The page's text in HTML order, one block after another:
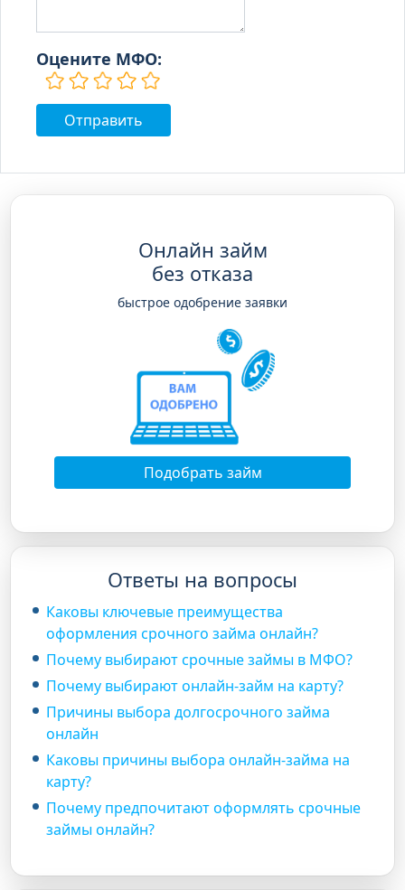
Оцените МФО:
Онлайн займ
без отказа
быстрое одобрение заявки
Подобрать займ
Ответы на вопросы
Каковы ключевые преимущества
оформления срочного займа онлайн?
Почему выбирают срочные займы в МФО?
Почему выбирают онлайн-займ на карту?
Причины выбора долгосрочного займа
онлайн
Каковы причины выбора онлайн-займа на
карту?
Почему предпочитают оформлять срочные
займы онлайн?